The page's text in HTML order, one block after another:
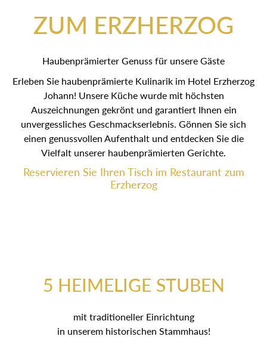
ZUM ERZHERZOG
Haubenprämierter Genuss für unsere Gäste
Erleben Sie haubenprämierte Kulinarik im Hotel Erzherzog
Johann! Unsere Küche wurde mit höchsten
Auszeichnungen gekrönt und garantiert Ihnen ein
unvergessliches Geschmackserlebnis. Gönnen Sie sich
einen genussvollen Aufenthalt und entdecken Sie die
Vielfalt unserer haubenprämierten Gerichte.
Reservieren Sie Ihren Tisch im Restaurant zum
Erzherzog
5 HEIMELIGE STUBEN
mit traditioneller Einrichtung
in unserem historischen Stammhaus!